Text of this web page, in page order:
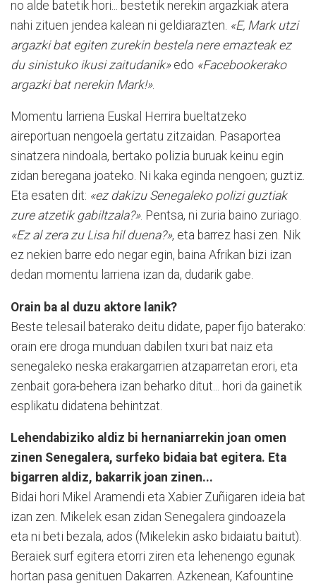
no alde batetik hori... bestetik nerekin argazkiak atera
nahi zituen jendea kalean ni geldiarazten. «E, Mark utzi
argazki bat egiten zurekin bestela nere emazteak ez
du sinistuko ikusi zaitudanik»edo «Face­bookerako
argazki bat nerekin Mark!».
Momentu larriena Euskal Herrira buelta­tzeko
aireportuan nengoela gertatu zitzaidan. Pasaportea
sinatzera nindoala, bertako polizia buruak keinu egin
zidan beregana joateko. Ni kaka eginda nengoen; guztiz.
Eta esaten dit: «ez dakizu Senegaleko polizi guztiak
zure atzetik gabiltzala?». Pentsa, ni zuria baino zuriago.
«Ez al zera zu Lisa hil duena?», eta barrez hasi zen. Nik
ez nekien barre edo negar egin, baina Afrikan bizi izan
dedan momentu larriena izan da, dudarik gabe.
Orain ba al duzu aktore lanik?
Beste telesail baterako deitu didate, paper fijo baterako:
orain ere droga munduan da­bilen txuri bat naiz eta
senegaleko neska erakargarrien atzaparretan erori, eta
zenbait gora-behera izan beharko di­tut... hori da gainetik
esplikatu didatena behintzat.
Lehendabiziko aldiz bi hernaniarrekin joan omen
zinen Senegalera, surfeko bidaia bat egitera. Eta
bigarren aldiz, bakarrik joan zinen...
Bidai hori Mi­kel Aramendi eta Xabier Zuñigaren ideia bat
izan zen. Mikelek esan zidan Senega­lera gindoazela
eta ni beti bezala, ados (Mikelekin asko bidaiatu baitut).
Be­raiek surf egitera etorri ziren eta lehenengo egunak
hortan pasa genituen Daka­rren. Azkenean, Kafountine